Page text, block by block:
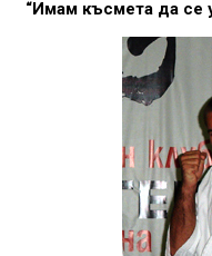
“Имам късмета да се